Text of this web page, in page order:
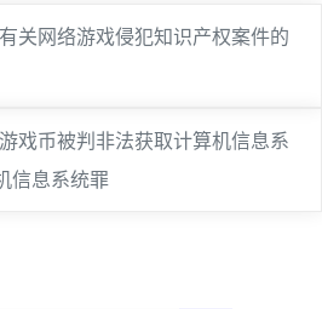
关网络游戏侵犯知识产权案件的
戏币被判非法获取计算机信息系
信息系统罪